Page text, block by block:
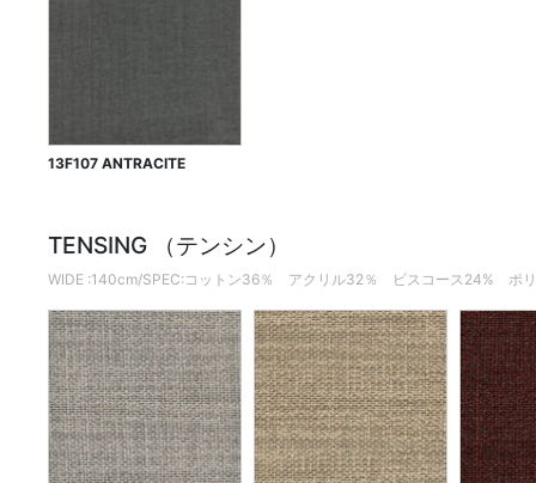
13F107 ANTRACITE
TENSING （テンシン）
WIDE :140cm/SPEC:コットン36％ アクリル32％ ビスコース24% ポ